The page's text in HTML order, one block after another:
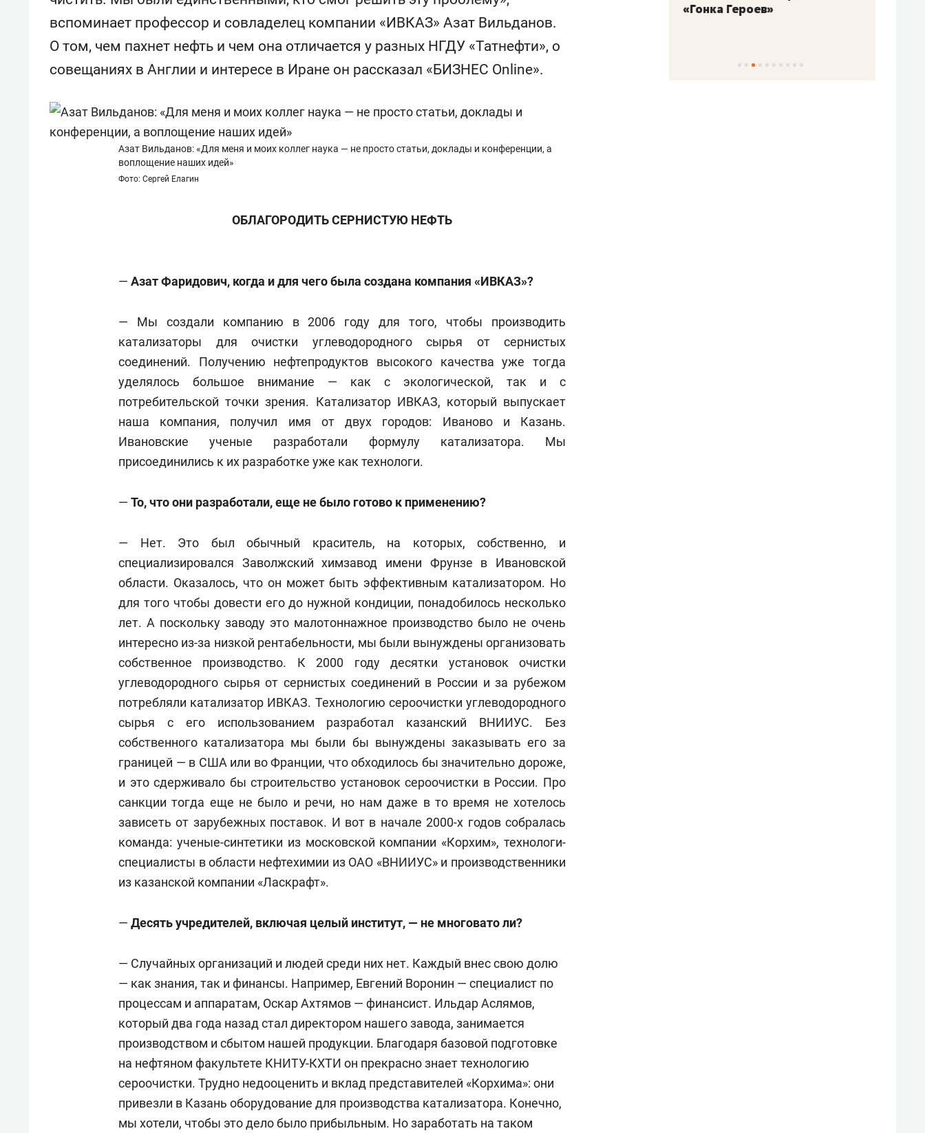
вспоминает профессор и совладелец компании «ИВКАЗ» Азат Вильданов.
О том, чем пахнет нефть и чем она отличается у разных НГДУ «Татнефти», о
совещаниях в Англии и интересе в Иране он рассказал «БИЗНЕС Online».
Азат Вильданов: «Для меня и моих коллег наука — не просто статьи, доклады и конференции, а
воплощение наших идей»
Фото: Сергей Елагин
ОБЛАГОРОДИТЬ СЕРНИСТУЮ НЕФТЬ
— Азат Фаридович, когда и для чего была создана компания «ИВКАЗ»?
— Мы создали компанию в 2006 году для того, чтобы производить
катализаторы для очистки углеводородного сырья от сернистых
соединений. Получению нефтепродуктов высокого качества уже тогда
уделялось большое внимание — как с экологической, так и с
потребительской точки зрения. Катализатор ИВКАЗ, который выпускает
наша компания, получил имя от двух городов: Иваново и Казань.
Ивановские ученые разработали формулу катализатора.
Мы
присоединились к их разработке уже как технологи.
— То, что они разработали, еще не было готово к применению?
— Нет. Это был обычный краситель, на которых, собственно, и
специализировался Заволжский химзавод имени Фрунзе в Ивановской
области. Оказалось, что он может быть эффективным катализатором. Но
для того чтобы довести его до нужной кондиции, понадобилось несколько
лет. А поскольку заводу это малотоннажное производство было не очень
интересно из-за низкой рентабельности, мы были вынуждены организовать
собственное производство. К 2000 году десятки установок очистки
углеводородного сырья от сернистых соединений в России и за рубежом
потребляли катализатор ИВКАЗ. Технологию сероочистки углеводородного
сырья с его использованием разработал казанский ВНИИУС. Без
собственного катализатора мы были бы вынуждены заказывать его за
границей — в США или во Франции, что обходилось бы значительно дороже,
и это сдерживало бы строительство установок сероочистки в России. Про
санкции тогда еще не было и речи, но нам даже в то время не хотелось
зависеть от зарубежных поставок. И вот в начале 2000-х годов собралась
команда: ученые-синтетики из московской компании «Корхим», технологи-
специалисты в области нефтехимии из ОАО «ВНИИУС» и производственники
из казанской компании «Ласкрафт».
— Десять учредителей, включая целый институт, — не многовато ли?
— Случайных организаций и людей среди них нет. Каждый внес свою долю
— как знания, так и финансы. Например, Евгений Воронин — специалист по
процессам и аппаратам, Оскар Ахтямов — финансист. Ильдар Аслямов,
который два года назад стал директором нашего завода, занимается
производством и сбытом нашей продукции. Благодаря базовой подготовке
на нефтяном факультете КНИТУ-КХТИ он прекрасно знает технологию
сероочистки. Трудно недооценить и вклад представителей «Корхима»: они
привезли в Казань оборудование для производства катализатора. Конечно,
мы хотели, чтобы это дело было прибыльным. Но заработать на таком
состоянием как основа
антихрупких команд
«Гонка Героев»